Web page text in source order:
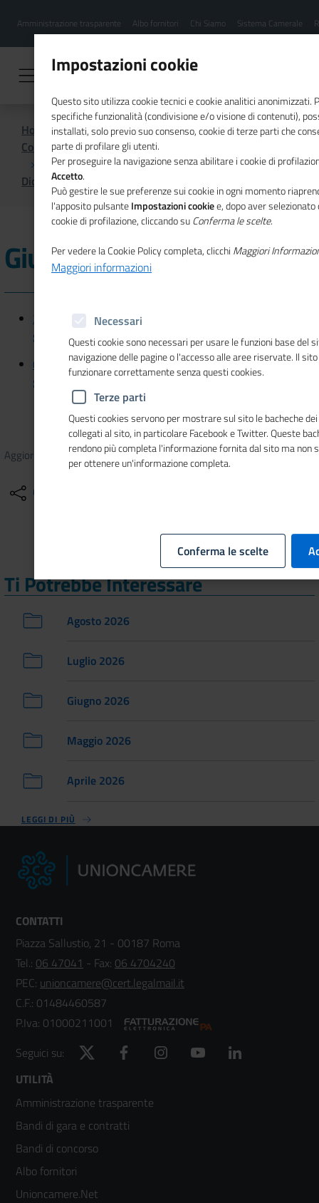
contenuto
Menu
hamburgher
Amministrazione trasparente Albo fornitori Chi Siamo Sistema Camerale
Home
Comunicazione istituzionale per il sistema camerale
Dicono di noi
Giugno 2021
28/06/2021 - ItaliaOggi Sette - Imprese artigiane meno
giovani
07/06/2021 - ItaliaOggi Sette - Imprese femminili su
grazie alle under35
Aggiornato il 10/09/202112:23
Condividi
Ti Potrebbe Interessare
Agosto 2026
Luglio 2026
Giugno 2026
Maggio 2026
Aprile 2026
LEGGI DI PIÙ
CONTATTI
Piazza Sallustio, 21 - 00187 Roma
Tel.: 06 47041 - Fax: 06 4704240
PEC: unioncamere@cert.legalmail.it
C.F.: 01484460587
P.Iva: 01000211001
Seguici su:
Twitter Facebook Instagram YouTube
Footer
menù
colonna
2
UTILITÀ
Amministrazione trasparente
Bandi di gara e contratti
Bandi di concorso
Albo fornitori
Unioncamere.Net
Impostazioni cookie
Questo sito utilizza cookie tecnici e cookie analitici anonimizzati.
specifiche funzionalità (condivisione e/o visione di contenuti),
installati, solo previo suo consenso, cookie di terze parti che
parte di profilare gli utenti.
Per proseguire la navigazione senza abilitare i cookie di
Accetto.
Può gestire le sue preferenze sui cookie in ogni momento
l'apposito pulsanteImpostazioni cookiee, dopo aver
cookie di profilazione, cliccando suConferma le scelte.
Per vedere la Cookie Policy completa, clicchi Maggiori
Maggiori informazioni
Necessari
Questi cookie sono necessari per usare le funzioni base del
navigazione delle pagine o l'accesso alle aree riservate. Il
funzionare correttamente senza questi cookies.
Terze parti
Questi cookies servono per mostrare sul sito le bacheche
collegati al sito, in particolare Facebook e Twitter. Queste
rendono più completa l'informazione fornita dal sito ma non
per ottenere un'informazione completa.
Conferma le scelte